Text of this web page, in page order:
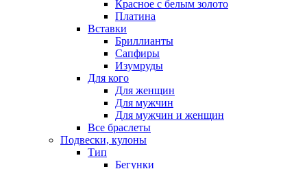
Красное с белым золото
Платина
Вставки
Бриллианты
Сапфиры
Изумруды
Для кого
Для женщин
Для мужчин
Для мужчин и женщин
Все браслеты
Подвески, кулоны
Тип
Бегунки